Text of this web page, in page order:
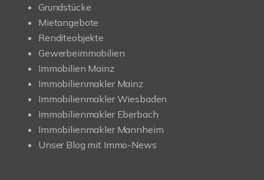
Grundstücke
Mietangebote
Renditeobjekte
Gewerbeimmobilien
Immobilien Mainz
Immobilienmakler Mainz
Immobilienmakler Wiesbaden
Immobilienmakler Eberbach
Immobilienmakler Mannheim
Unser Blog mit Immo-News